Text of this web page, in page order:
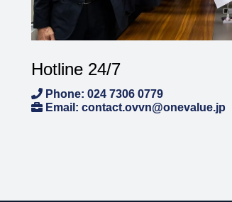
Hotline 24/7
Phone: 024 7306 0779
Email: contact.ovvn@onevalue.jp